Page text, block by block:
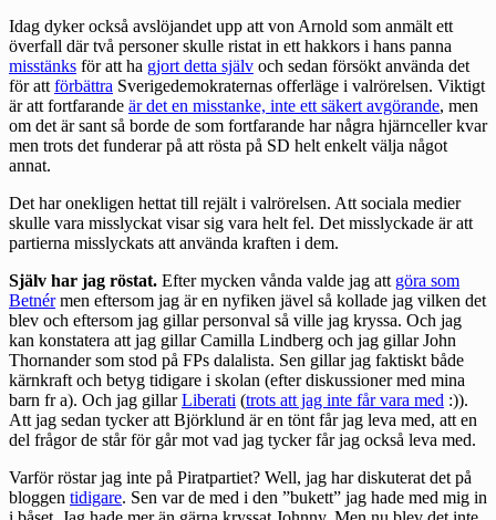
Idag dyker också avslöjandet upp att von Arnold som anmält ett
överfall där två personer skulle ristat in ett hakkors i hans panna
misstänks för att ha gjort detta själv och sedan försökt använda det
för attförbättra Sverigedemokraternas offerläge i valrörelsen. Viktigt
är att fortfarande är det en misstanke, inte ett säkert avgörande, men
om det är sant så borde de som fortfarande har några hjärnceller kvar
men trots det funderar på att rösta på SD helt enkelt välja något
annat.
Det har onekligen hettat till rejält i valrörelsen. Att sociala medier
skulle vara misslyckatvisar sig vara helt fel. Det misslyckade är att
partierna misslyckats att använda kraften i dem.
Själv har jag röstat. Efter mycken vånda valde jag att göra som
Betnérmen eftersom jag är en nyfiken jävel så kollade jag vilken det
blev och eftersom jag gillar personval så ville jag kryssa. Och jag
kan konstatera att jag gillar Camilla Lindberg och jag gillar John
Thornander som stod på FPs dalalista. Sen gillar jag faktiskt både
kärnkraft och betyg tidigare i skolan (efter diskussioner med mina
barn fr a). Och jag gillarLiberati (trots att jag inte får vara med :)).
Att jag sedan tycker att Björklund är en tönt får jag leva med, att en
del frågor de står för går mot vad jag tycker får jag också leva med.
Varför röstar jag inte på Piratpartiet? Well, jag har diskuterat det på
bloggen tidigare. Sen var de med i den ”bukett” jag hade med mig in